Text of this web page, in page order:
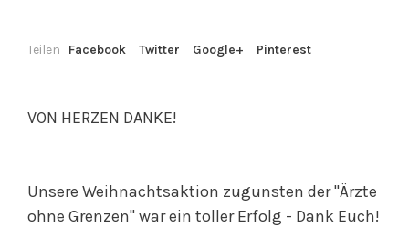
Teilen Facebook Twitter Google+ Pinterest
VON HERZEN DANKE!
Unsere Weihnachtsaktion zugunsten der "Ärzte
ohne Grenzen" war ein toller Erfolg - Dank Euch!